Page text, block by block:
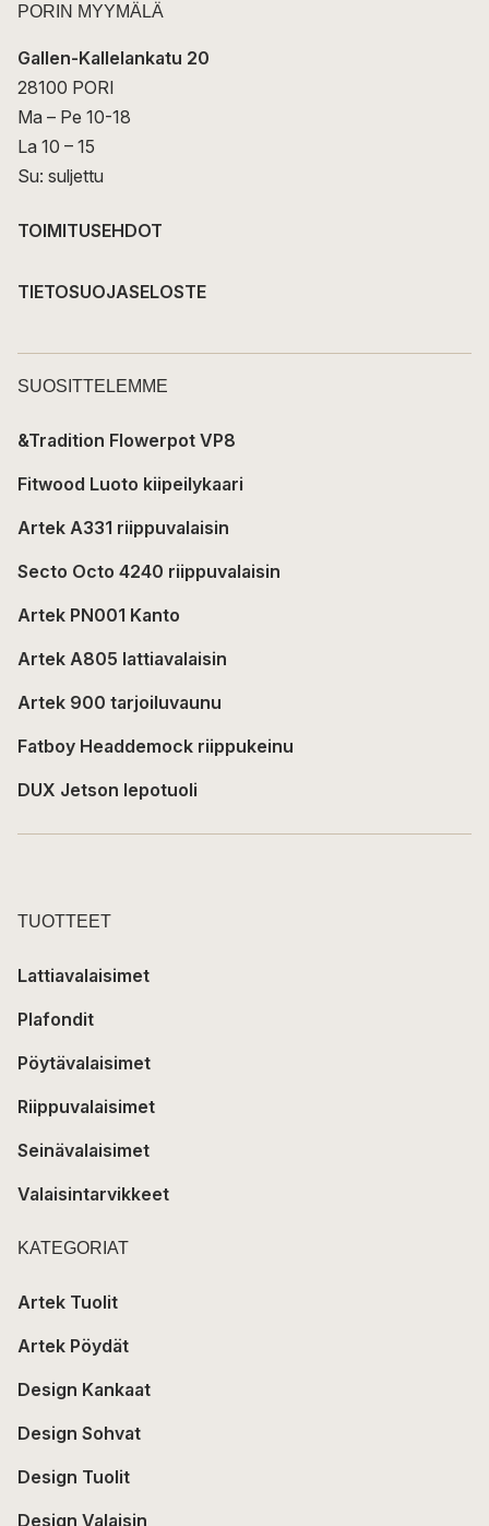
PORIN MYYMÄLÄ
Gallen-Kallelankatu 20
28100 PORI
Ma – Pe 10-18
La 10 – 15
Su: suljettu
TOIMITUSEHDOT
TIETOSUOJASELOSTE
SUOSITTELEMME
&Tradition Flowerpot VP8
Fitwood Luoto kiipeilykaari
Artek A331 riippuvalaisin
Secto Octo 4240 riippuvalaisin
Artek PN001 Kanto
Artek A805 lattiavalaisin
Artek 900 tarjoiluvaunu
Fatboy Headdemock riippukeinu
DUX Jetson lepotuoli
TUOTTEET
Lattiavalaisimet
Plafondit
Pöytävalaisimet
Riippuvalaisimet
Seinävalaisimet
Valaisintarvikkeet
KATEGORIAT
Artek Tuolit
Artek Pöydät
Design Kankaat
Design Sohvat
Design Tuolit
Design Valaisin